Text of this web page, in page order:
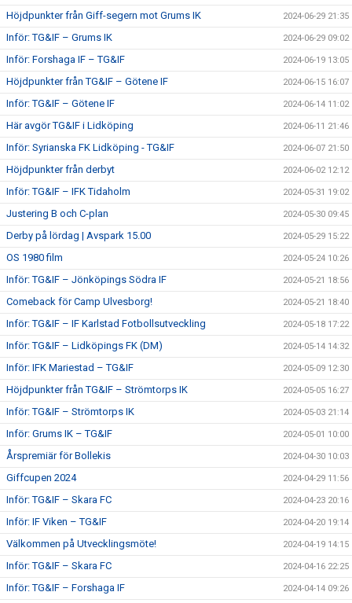
Höjdpunkter från Giff-segern mot Grums IK 2024-06-29 21:35
Inför: TG&IF – Grums IK 2024-06-29 09:02
Inför: Forshaga IF – TG&IF 2024-06-19 13:05
Höjdpunkter från TG&IF – Götene IF 2024-06-15 16:07
Inför: TG&IF – Götene IF 2024-06-14 11:02
Här avgör TG&IF i Lidköping 2024-06-11 21:46
Inför: Syrianska FK Lidköping - TG&IF 2024-06-07 21:50
Höjdpunkter från derbyt 2024-06-02 12:12
Inför: TG&IF – IFK Tidaholm 2024-05-31 19:02
Justering B och C-plan 2024-05-30 09:45
Derby på lördag | Avspark 15.00 2024-05-29 15:22
OS 1980 film 2024-05-24 10:26
Inför: TG&IF – Jönköpings Södra IF 2024-05-21 18:56
Comeback för Camp Ulvesborg! 2024-05-21 18:40
Inför: TG&IF – IF Karlstad Fotbollsutveckling 2024-05-18 17:22
Inför: TG&IF – Lidköpings FK (DM) 2024-05-14 14:32
Inför: IFK Mariestad – TG&IF 2024-05-09 12:30
Höjdpunkter från TG&IF – Strömtorps IK 2024-05-05 16:27
Inför: TG&IF – Strömtorps IK 2024-05-03 21:14
Inför: Grums IK – TG&IF 2024-05-01 10:00
Årspremiär för Bollekis 2024-04-30 10:03
Giffcupen 2024 2024-04-29 11:56
Inför: TG&IF – Skara FC 2024-04-23 20:16
Inför: IF Viken – TG&IF 2024-04-20 19:14
Välkommen på Utvecklingsmöte! 2024-04-19 14:15
Inför: TG&IF – Skara FC 2024-04-16 22:25
Inför: TG&IF – Forshaga IF 2024-04-14 09:26